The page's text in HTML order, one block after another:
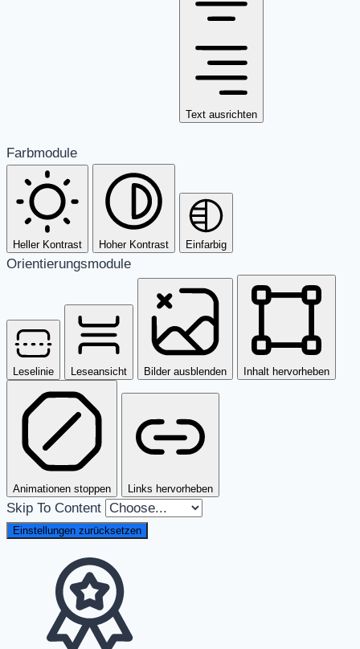
Text ausrichten
Farbmodule
Heller Kontrast Hoher Kontrast Einfarbig
Orientierungsmodule
Leselinie Leseansicht Bilder ausblenden Inhalt hervorheben
Animationen stoppen Links hervorheben
Skip To Content
Einstellungen zurücksetzen